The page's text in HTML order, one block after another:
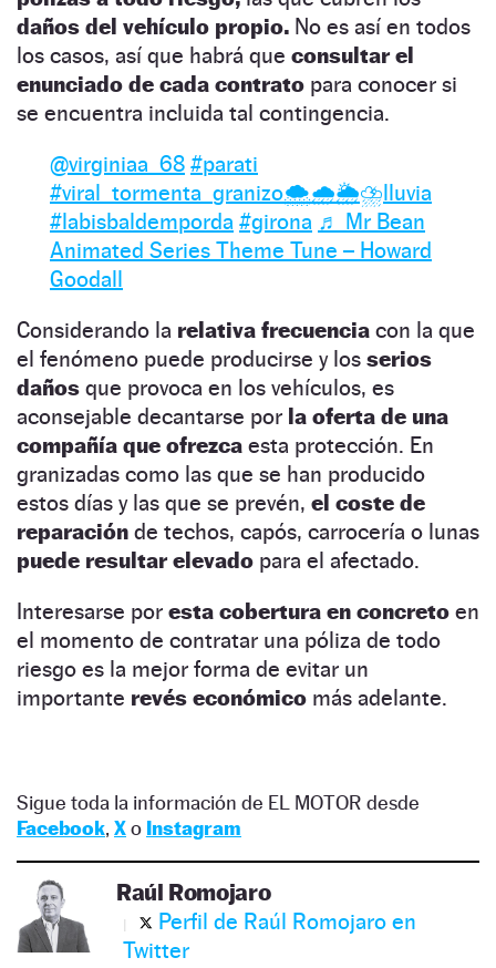
daños del vehículo propio. No es así en todos
los casos, así que habrá que consultar el
enunciado de cada contrato para conocer si
se encuentra incluida tal contingencia.
@virginiaa_68 #parati
#viral_tormenta_granizo🌨️🌧️🌦️⛈️lluvia
#labisbaldemporda #girona ♬ Mr Bean
Animated Series Theme Tune – Howard
Goodall
Considerando la relativa frecuencia con la que
el fenómeno puede producirse y los serios
daños que provoca en los vehículos, es
aconsejable decantarse por la oferta de una
compañía que ofrezca esta protección. En
granizadas como las que se han producido
estos días y las que se prevén, el coste de
reparación de techos, capós, carrocería o lunas
puede resultar elevado para el afectado.
Interesarse por esta cobertura en concreto en
el momento de contratar una póliza de todo
riesgo es la mejor forma de evitar un
importante revés económico más adelante.
Sigue toda la información de EL MOTOR desde
Facebook, Xo Instagram
Raúl Romojaro
Perfil de Raúl Romojaro en
Twitter